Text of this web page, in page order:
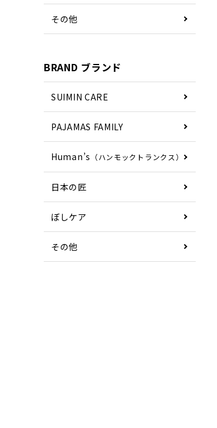
その他
BRAND ブランド
SUIMIN CARE
PAJAMAS FAMILY
Human’s （ハンモックトランクス）
日本の匠
ぼしケア
その他